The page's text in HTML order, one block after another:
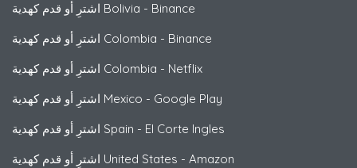
اشترِ أو قدم كهدية Bolivia - Binance
اشترِ أو قدم كهدية Colombia - Binance
اشترِ أو قدم كهدية Colombia - Netflix
اشترِ أو قدم كهدية Mexico - Google Play
اشترِ أو قدم كهدية Spain - El Corte Ingles
اشترِ أو قدم كهدية United States - Amazon